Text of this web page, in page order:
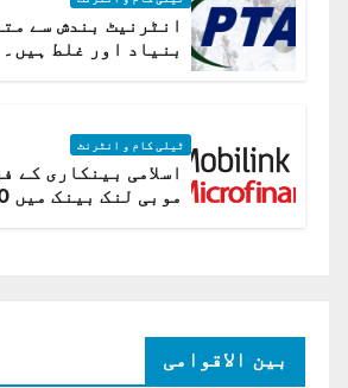
انٹرنیٹ بندش سے
ٹیلی کام و انٹرنٹ
اسلامی بینکاری کے
بین الاقوامی